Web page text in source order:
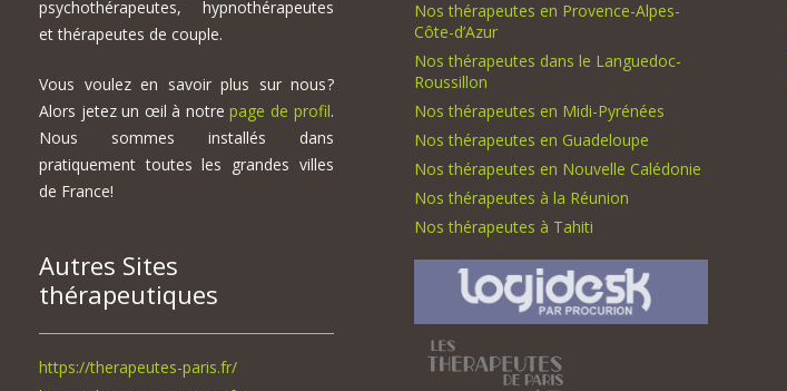
psychothérapeutes, hypnothérapeutes
et thérapeutes de couple.
Vous voulez en savoir plus sur nous?
Alors jetez un œil à notrepage de profil.
Nous sommes installés dans
pratiquement toutes les grandes villes
de France!
Autres Sites
thérapeutiques
https://therapeutes-paris.fr/
Nos thérapeutes en Provence-Alpes-
Côte-d’Azur
Nos thérapeutes dans le Languedoc-
Roussillon
Nos thérapeutes en Midi-Pyrénées
Nos thérapeutes en Guadeloupe
Nos thérapeutes en Nouvelle Calédonie
Nos thérapeutes à la Réunion
Nos thérapeutes à Tahiti